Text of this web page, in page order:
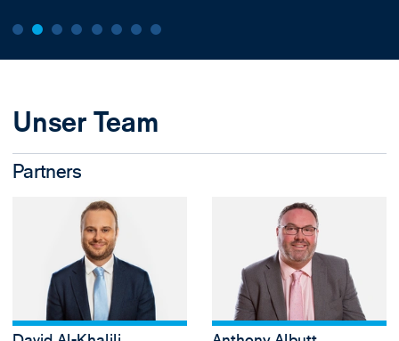
Unser Team
Partners
Profil anschauen
View David Al-
Profil anschauen